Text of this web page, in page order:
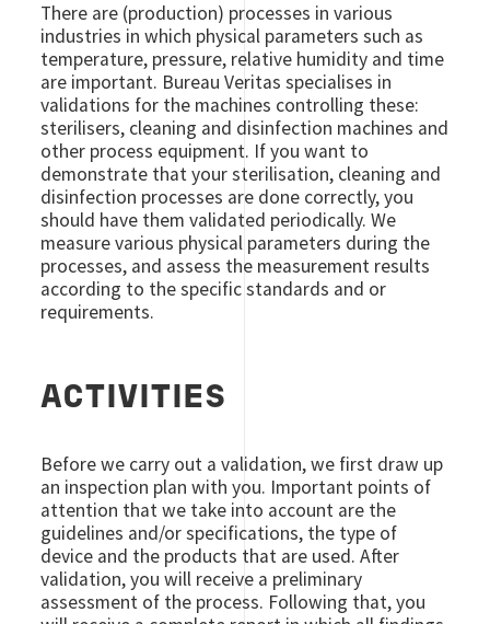
There are (production) processes in various
industries in which physical parameters such as
temperature, pressure, relative humidity and time
are important. Bureau Veritas specialises in
validations for the machines controlling these:
sterilisers, cleaning and disinfection machines and
other process equipment. If you want to
demonstrate that your sterilisation, cleaning and
disinfection processes are done correctly, you
should have them validated periodically. We
measure various physical parameters during the
processes, and assess the measurement results
according to the specific standards and or
requirements.
ACTIVITIES
Before we carry out a validation, we first draw up
an inspection plan with you. Important points of
attention that we take into account are the
guidelines and/or specifications, the type of
device and the products that are used. After
validation, you will receive a preliminary
assessment of the process. Following that, you